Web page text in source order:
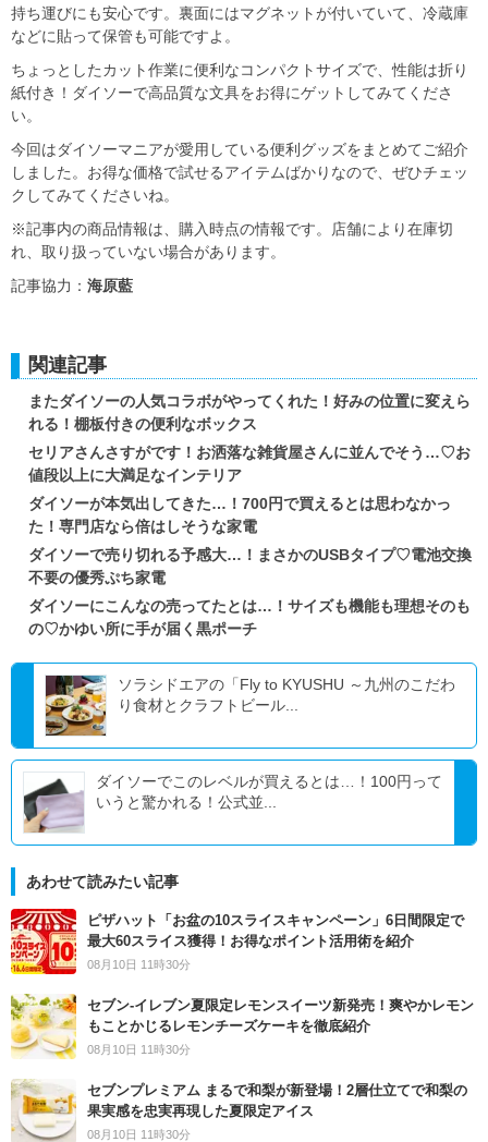
持ち運びにも安心です。裏面にはマグネットが付いていて、冷蔵庫
などに貼って保管も可能ですよ。
ちょっとしたカット作業に便利なコンパクトサイズで、性能は折り
紙付き！ダイソーで高品質な文具をお得にゲットしてみてくださ
い。
今回はダイソーマニアが愛用している便利グッズをまとめてご紹介
しました。お得な価格で試せるアイテムばかりなので、ぜひチェッ
クしてみてくださいね。
※記事内の商品情報は、購入時点の情報です。店舗により在庫切
れ、取り扱っていない場合があります。
記事協力： 海原藍
関連記事
またダイソーの人気コラボがやってくれた！好みの位置に変えら
れる！棚板付きの便利なボックス
セリアさんさすがです！お洒落な雑貨屋さんに並んでそう…♡お
値段以上に大満足なインテリア
ダイソーが本気出してきた…！700円で買えるとは思わなかっ
た！専門店なら倍はしそうな家電
ダイソーで売り切れる予感大…！まさかのUSBタイプ♡電池交換
不要の優秀ぷち家電
ダイソーにこんなの売ってたとは…！サイズも機能も理想そのも
の♡かゆい所に手が届く黒ポーチ
ソラシドエアの「Fly to KYUSHU ～九州のこだわ
り食材とクラフトビール...
ダイソーでこのレベルが買えるとは…！100円って
いうと驚かれる！公式並...
あわせて読みたい記事
ピザハット「お盆の10スライスキャンペーン」6日間限定で
最大60スライス獲得！お得なポイント活用術を紹介
08月10日 11時30分
セブン‐イレブン夏限定レモンスイーツ新発売！爽やかレモン
もことかじるレモンチーズケーキを徹底紹介
08月10日 11時30分
セブンプレミアム まるで和梨が新登場！2層仕立てで和梨の
果実感を忠実再現した夏限定アイス
08月10日 11時30分